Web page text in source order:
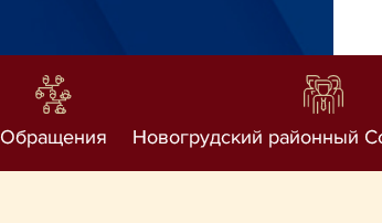
Обращения Новогрудский районный